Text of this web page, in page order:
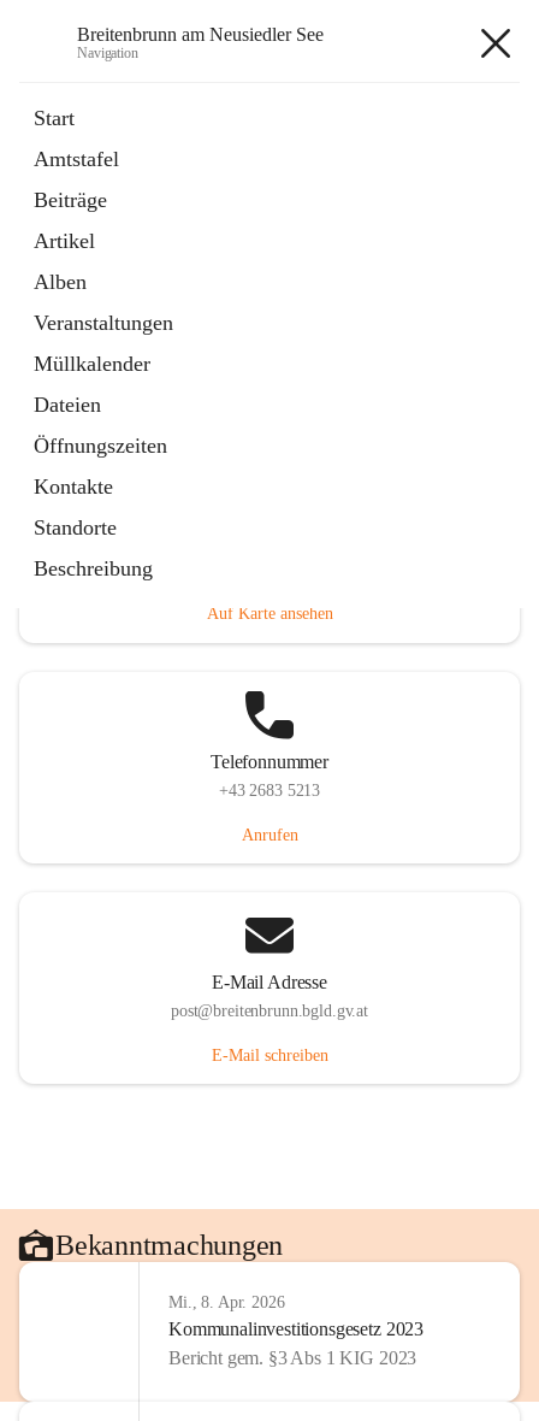
Breitenbrunn am Neusiedler See
Navigation
Start
Amtstafel
Beiträge
Artikel
Alben
Veranstaltungen
Müllkalender
Dateien
Öffnungszeiten
Kontakte
Standorte
Beschreibung
18 Schnellzugriffe
Gemeindeservice
Auf Karte ansehen
Telefonnummer
+43 2683 5213
Anrufen
E-Mail Adresse
post@breitenbrunn.bgld.gv.at
E-Mail schreiben
Bekanntmachungen
Mi., 8. Apr. 2026
Kommunalinvestitionsgesetz 2023
Bericht gem. §3 Abs 1 KIG 2023